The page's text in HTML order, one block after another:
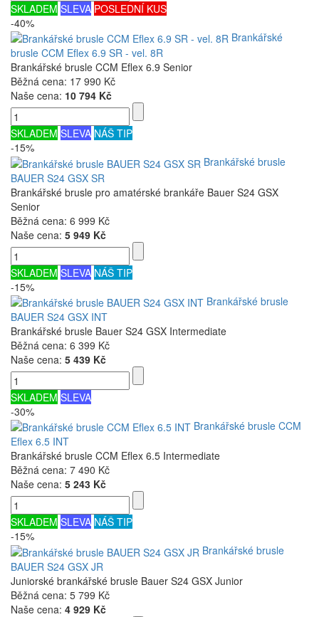
SKLADEM SLEVA POSLEDNÍ KUS
-40%
Brankářské
brusle CCM Eflex 6.9 SR - vel. 8R
Brankářské brusle CCM Eflex 6.9 Senior
Běžná cena: 17 990 Kč
Naše cena: 10 794 Kč
SKLADEM SLEVA NÁŠ TIP
-15%
Brankářské brusle
BAUER S24 GSX SR
Brankářské brusle pro amatérské brankáře Bauer S24 GSX
Senior
Běžná cena: 6 999 Kč
Naše cena: 5 949 Kč
SKLADEM SLEVA NÁŠ TIP
-15%
Brankářské brusle
BAUER S24 GSX INT
Brankářské brusle Bauer S24 GSX Intermediate
Běžná cena: 6 399 Kč
Naše cena: 5 439 Kč
SKLADEM SLEVA
-30%
Brankářské brusle CCM
Eflex 6.5 INT
Brankářské brusle CCM Eflex 6.5 Intermediate
Běžná cena: 7 490 Kč
Naše cena: 5 243 Kč
SKLADEM SLEVA NÁŠ TIP
-15%
Brankářské brusle
BAUER S24 GSX JR
Juniorské brankářské brusle Bauer S24 GSX Junior
Běžná cena: 5 799 Kč
Naše cena: 4 929 Kč